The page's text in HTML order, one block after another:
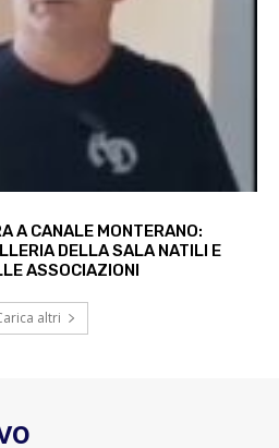
A CANALE MONTERANO:
DELLA SALA NATILI E
ASSOCIAZIONI
altri